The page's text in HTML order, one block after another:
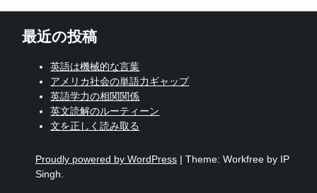
最近の投稿
英語は機械的な言葉
アメリカ社会の単語力ギャップ
英語学力の相関関係
英文読解のルーティーン
文を正しく読み取る
Proudly powered by WordPress | Theme: Workfree by IP
Singh.